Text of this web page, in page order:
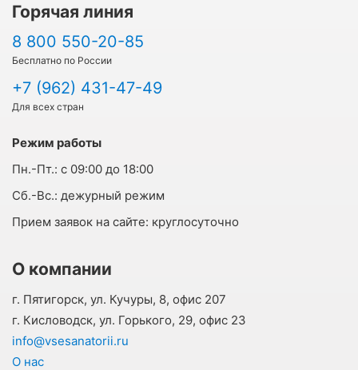
Горячая линия
8 800 550-20-85
Бесплатно по России
+7 (962) 431-47-49
Для всех стран
Режим работы
Пн.-Пт.: с 09:00 до 18:00
Cб.-Вс.: дежурный режим
Прием заявок на сайте: круглосуточно
О компании
г. Пятигорск, ул. Кучуры, 8, офис 207
г. Кисловодск, ул. Горького, 29, офис 23
info@vsesanatorii.ru
О нас